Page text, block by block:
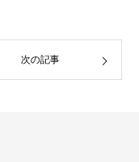
次の記事